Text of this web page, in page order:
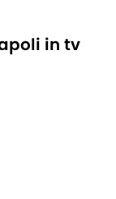
in tv